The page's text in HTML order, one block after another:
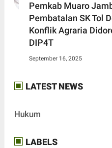
Pemkab Muaro
Pembatalan SK Tol
Konflik Agraria
DIP4T
September 16, 2025
LATEST NEWS
Hukum
LABELS